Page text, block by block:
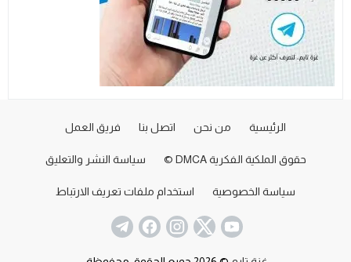
الرئيسية من نحن اتصل بنا فريق العمل
حقوق الملكية الفكرية DMCA © سياسة النشر والتعليق
سياسة الخصوصية استخدام ملفات تعريف الارتباط